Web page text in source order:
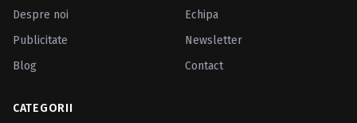
Despre noi
Echipa
Publicitate
Newsletter
Blog
Contact
CATEGORII